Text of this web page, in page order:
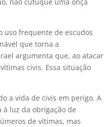
uso frequente de escudos
que torna a
argumenta que, ao atacar
civis. Essa situação
a vida de civis em perigo. A
luz da obrigação de
de vítimas, mas